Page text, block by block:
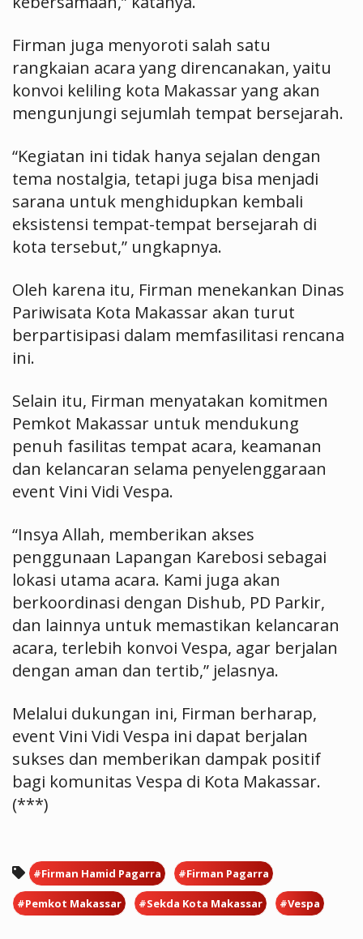
Firman juga menyoroti salah satu
rangkaian acara yang direncanakan, yaitu
konvoi keliling kota Makassar yang akan
mengunjungi sejumlah tempat bersejarah.
“Kegiatan ini tidak hanya sejalan dengan
tema nostalgia, tetapi juga bisa menjadi
sarana untuk menghidupkan kembali
eksistensi tempat-tempat bersejarah di
kota tersebut,” ungkapnya.
Oleh karena itu, Firman menekankan Dinas
Pariwisata Kota Makassar akan turut
berpartisipasi dalam memfasilitasi rencana
ini.
Selain itu, Firman menyatakan komitmen
Pemkot Makassar untuk mendukung
penuh fasilitas tempat acara, keamanan
dan kelancaran selama penyelenggaraan
event Vini Vidi Vespa.
“Insya Allah, memberikan akses
penggunaan Lapangan Karebosi sebagai
lokasi utama acara. Kami juga akan
berkoordinasi dengan Dishub, PD Parkir,
dan lainnya untuk memastikan kelancaran
acara, terlebih konvoi Vespa, agar berjalan
dengan aman dan tertib,” jelasnya.
Melalui dukungan ini, Firman berharap,
event Vini Vidi Vespa ini dapat berjalan
sukses dan memberikan dampak positif
bagi komunitas Vespa di Kota Makassar.
(***)
#Firman Hamid Pagarra #Firman Pagarra
#Pemkot Makassar #Sekda Kota Makassar #Vespa